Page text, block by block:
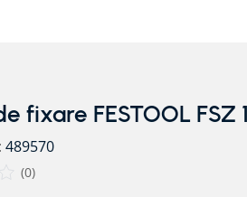
fixare FESTOOL FSZ
: 489570
(0)